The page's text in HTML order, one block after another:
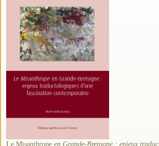
Le Misanthrope en Grande-Bretagne : enjeux